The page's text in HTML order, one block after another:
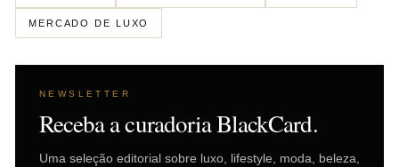
MERCADO DE LUXO
NEWSLETTER
Receba a curadoria BlackCard.
Uma seleção editorial sobre luxo, lifestyle, moda, beleza,